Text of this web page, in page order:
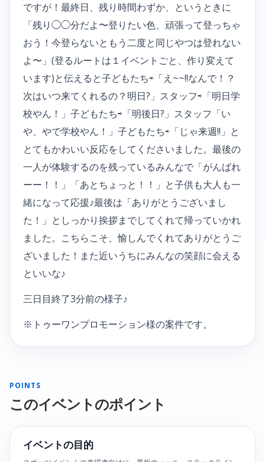
ですが！最終日、残り時間わずか、というときに
「残り◯◯分だよ〜登りたい色、頑張って登っちゃ
おう！今登らないともう二度と同じやつは登れない
よ〜」(登るルートは１イベントごと、作り変えて
います)と伝えると子どもたち⇨「え~~!!なんで！？
次はいつ来てくれるの？明日?」スタッフ⇨「明日学
校やん！」子どもたち⇨「明後日?」スタッフ「い
や、やで学校やん！」子どもたち⇨「じゃ来週!!」と
とてもかわいい反応をしてくださいました。最後の
一人が体験するのを残っているみんなで「がんばれ
ーー！！」「あとちょっと！！」と子供も大人も一
緒になって応援♪最後は「ありがとうございまし
た！」としっかり挨拶までしてくれて帰っていかれ
ました。こちらこそ、愉しんでくれてありがとうご
ざいました！また近いうちにみんなの笑顔に会える
といいな♪
三日目終了3分前の様子♪
※トゥーワンプロモーション様の案件です。
POINTS
このイベントのポイント
イベントの目的